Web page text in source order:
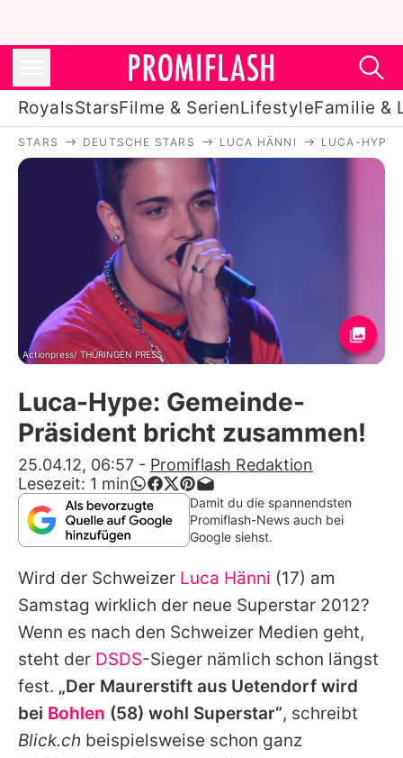
RoyalsStarsFilme & SerienLifestyleFamilie &
Royals
Stars
Filme & Serien
Lifestyle
Familie & Liebe
Promiflash Exklusiv
Alle Themen auf Promiflash
App runterladen
Team
Redaktionelle Richtlinien
Impressum
Nutzungsbedingungen
Utiq verwalten
STARS DEUTSCHE STARS LUCA HÄNNI LUCA-HYPE:
Actionpress/ THÜRINGEN PRESS
Luca-Hype: Gemeinde-
Präsident bricht zusammen!
25.04.12, 06:57 - Promiflash Redaktion
Lesezeit: 1 min
Damit du die spannendsten
Promiflash-News auch bei
Google siehst.
Wird der Schweizer Luca Hänni (17) am
Samstag wirklich der neue Superstar 2012?
Wenn es nach den Schweizer Medien geht,
steht der DSDS-Sieger nämlich schon längst
fest. „Der Maurerstift aus Uetendorf wird
bei Bohlen (58) wohl Superstar“, schreibt
Blick.ch beispielsweise schon ganz